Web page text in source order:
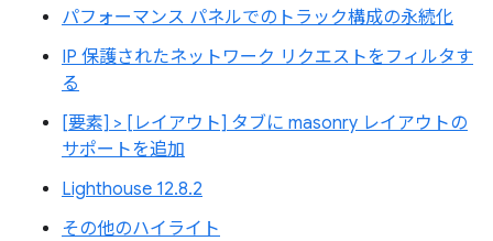
パフォーマンス パネルでのトラック構成の永続化
IP 保護されたネットワーク リクエストをフィルタす
る
[要素] > [レイアウト] タブに masonry レイアウトの
サポートを追加
Lighthouse 12.8.2
その他のハイライト